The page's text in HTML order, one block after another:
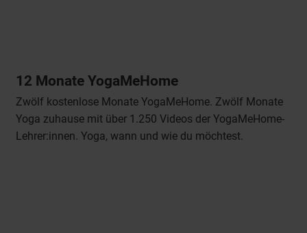
12 Monate YogaMeHome
Zwölf kostenlose Monate YogaMeHome. Zwölf Monate
Yoga zuhause mit über 1.250 Videos der YogaMeHome-
Lehrer:innen. Yoga, wann und wie du möchtest.